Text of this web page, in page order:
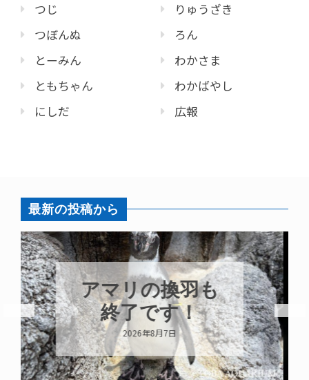
つじ
つぼんぬ
とーみん
ともちゃん
にしだ
りゅうざき
ろん
わかさま
わかばやし
広報
最新の投稿から
トビウオ幼魚展
示中！
2026年8月6日